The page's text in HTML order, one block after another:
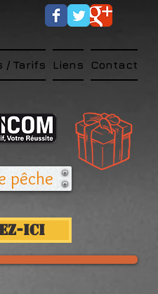
/ Tarifs Liens Contact
!
ici